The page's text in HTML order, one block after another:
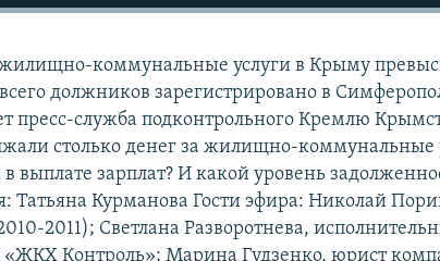
коммунальные услуги в Крыму
должников зарегистрировано в
пресс-служба подконтрольного Кремлю
столько денег за жилищно-коммунальные
выплате зарплат? И какой уровень
Татьяна Курманова Гости эфира: Николай
2011); Светлана Разворотнева,
«ЖКХ Контроль»; Марина Гудзенко, юрист